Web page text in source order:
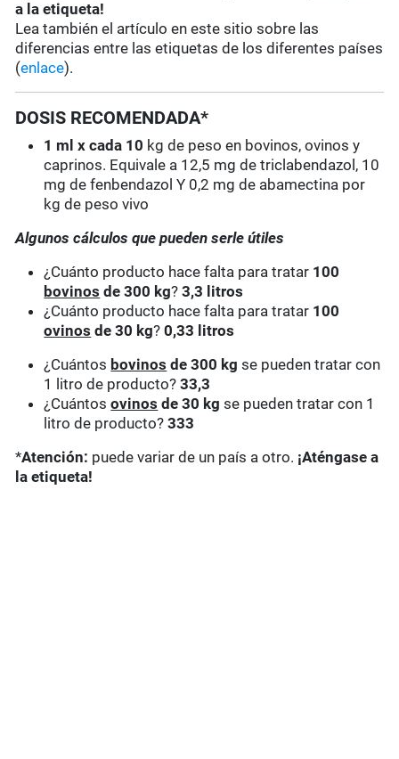
a la etiqueta!
Lea también el artículo en este sitio sobre las
diferencias entre las etiquetas de los diferentes países
(enlace).
DOSIS RECOMENDADA*
1 ml x cada 10 kg de peso en bovinos, ovinos y
caprinos. Equivale a 12,5 mg de triclabendazol, 10
mg de fenbendazol Y 0,2 mg de abamectina por
kg de peso vivo
Algunos cálculos que pueden serle útiles
¿Cuánto producto hace falta para tratar 100
bovinos de 300 kg?3,3 litros
¿Cuánto producto hace falta para tratar 100
ovinos de 30 kg?0,33 litros
¿Cuántos bovinos de 300 kg se pueden tratar con
1 litro de producto? 33,3
¿Cuántosovinos de 30 kg se pueden tratar con 1
litro de producto?333
*Atención: puede variar de un país a otro. ¡Aténgase a
la etiqueta!